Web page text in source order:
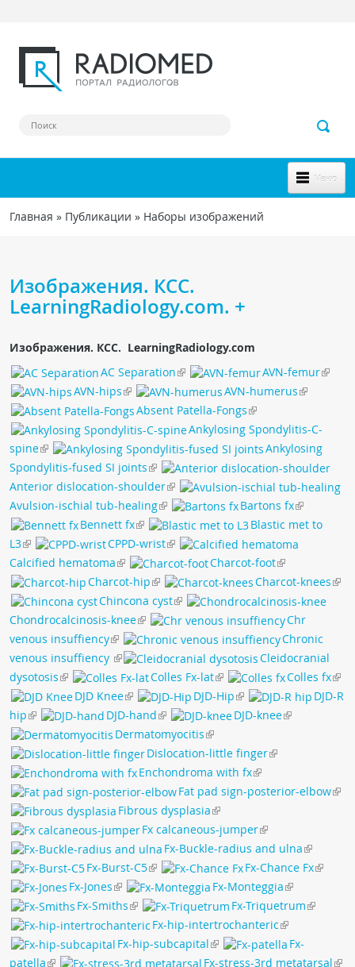
Меню
НОВОЕ НА САЙТЕ
Форум
Чат RADIOMED
ОБРАЗОВАНИЕ
Интерактивные задания
Презентации
Публикации
Видео
Журнал "Лучевая диагностика и терапия"
КНИЖНЫЙ МАГАЗИН
ПАЦИЕНТАМ
Где пройти обследование
Компьютерная томография (КТ)
Магнитно-резонансная томография (МРТ)
Спросить врача
ПОМОЩЬ
Вы здесь
Главная » Публикации » Наборы изображений
Изображения. КСС.
LearningRadiology.com. +
Изображения. КСС. LearningRadiology.com
AC Separation
AVN-femur
AVN-hips
AVN-humerus
Absent Patella-Fongs
Ankylosing Spondylitis-C-
spine
Ankylosing
Spondylitis-fused SI joints
Anterior dislocation-shoulder
Avulsion-ischial tub-healing
Bartons fx
Bennett fx
Blastic met to
L3
CPPD-wrist
Calcified hematoma
Charcot-foot
Charcot-hip
Charcot-knees
Chincona cyst
Chondrocalcinosis-knee
Chr
venous insuffiency
Chronic
venous insuffiency
Cleidocranial
dysotosis
Colles Fx-lat
Colles fx
DJD Knee
DJD-Hip
DJD-R
hip
DJD-hand
DJD-knee
Dermatomyocitis
Dislocation-little finger
Enchondroma with fx
Fat pad sign-posterior-elbow
Fibrous dysplasia
Fx calcaneous-jumper
Fx-Buckle-radius and ulna
Fx-Burst-C5
Fx-Chance Fx
Fx-Jones
Fx-Monteggia
Fx-Smiths
Fx-Triquetrum
Fx-hip-intertrochanteric
Fx-hip-subcapital
Fx-
patella
Fx-stress-3rd metatarsal